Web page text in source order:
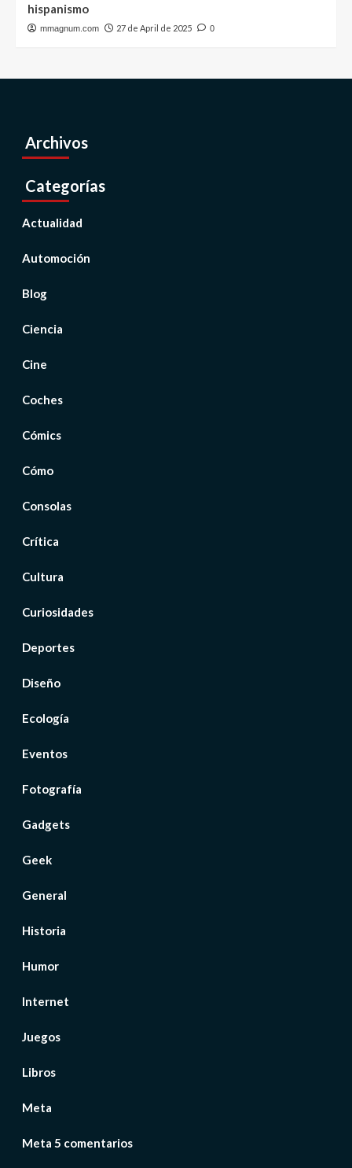
hispanismo
mmagnum.com 27 de April de 2025 0
Archivos
Categorías
Actualidad
Automoción
Blog
Ciencia
Cine
Coches
Cómics
Cómo
Consolas
Crítica
Cultura
Curiosidades
Deportes
Diseño
Ecología
Eventos
Fotografía
Gadgets
Geek
General
Historia
Humor
Internet
Juegos
Libros
Meta
Meta 5 comentarios